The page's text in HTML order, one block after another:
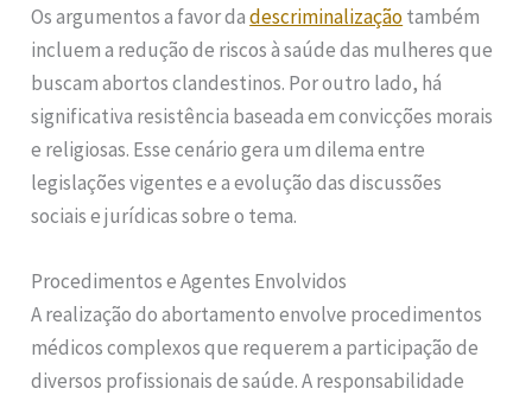
Os argumentos a favor dadescriminalizaçãotambém
incluem a redução de riscos à saúde das mulheres que
buscam abortos clandestinos. Por outro lado, há
significativa resistência baseada em convicções morais
e religiosas. Esse cenário gera um dilema entre
legislações vigentes e a evolução das discussões
sociais e jurídicas sobre o tema.
Procedimentos e Agentes Envolvidos
A realização do abortamento envolve procedimentos
médicos complexos que requerem a participação de
diversos profissionais de saúde. A responsabilidade